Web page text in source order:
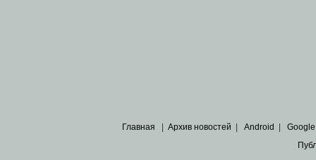
Главная Архив новостей Android Google